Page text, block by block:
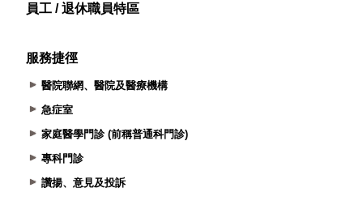
員工 / 退休職員特區
服務捷徑
醫院聯網、醫院及醫療機構
急症室
家庭醫學門診 (前稱普通科門診)
專科門診
讚揚、意見及投訴